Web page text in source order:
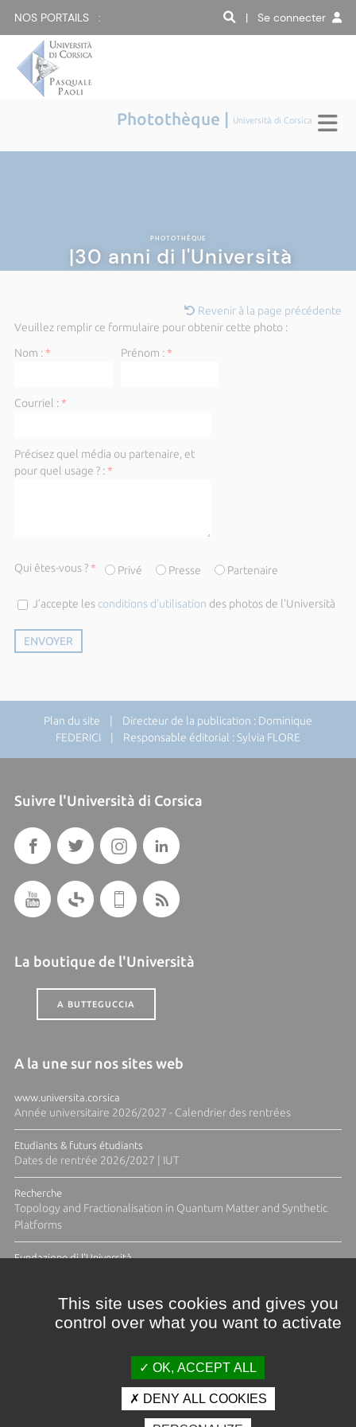
NOS PORTAILS : | Se connecter
Photothèque | Università di Corsica
PHOTOTHÈQUE
|30 anni di l'Università
Revenir à la page précédente
Veuillez remplir ce formulaire pour obtenir cette photo :
Nom :* Prénom :*
Courriel :*
Précisez quel média ou partenaire, et
pour quel usage ? :*
Qui êtes-vous ?* Privé Presse Partenaire
J’accepte les conditions d’utilisation des photos de l'Università
Plan du site | Directeur de la publication : Dominique
FEDERICI | Responsable éditorial : Sylvia FLORE
Suivre l'Università di Corsica
La boutique de l'Università
A BUTTEGUCCIA
A la une sur nos sites web
www.universita.corsica
Année universitaire 2026/2027 - Calendrier des rentrées
Etudiants & futurs étudiants
Dates de rentrée 2026/2027 | IUT
Recherche
Topology and Fractionalisation in Quantum Matter and Synthetic
Platforms
Fundazione di l'Università
Crédits et mentions légales
This site uses cookies and gives you
control over what you want to activate
OK, ACCEPT ALL
DENY ALL COOKIES